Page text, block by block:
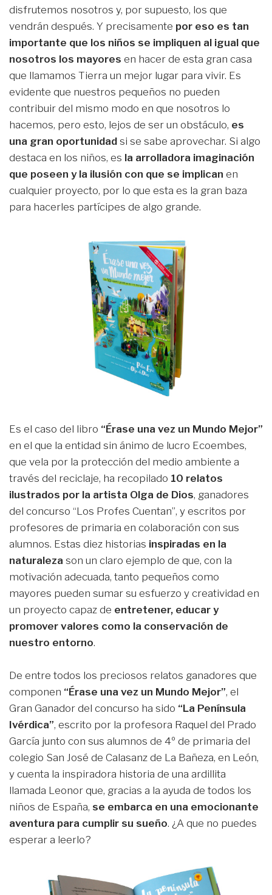
disfrutemos nosotros y, por supuesto, los que
vendrán después. Y precisamente por eso es tan
importante que los niños se impliquen al igual que
nosotros los mayores en hacer de esta gran casa
que llamamos Tierra un mejor lugar para vivir. Es
evidente que nuestros pequeños no pueden
contribuir del mismo modo en que nosotros lo
hacemos, pero esto, lejos de ser un obstáculo, es
una gran oportunidad si se sabe aprovechar. Si algo
destaca en los niños, es la arrolladora imaginación
que poseen y la ilusión con que se implican en
cualquier proyecto, por lo que esta es la gran baza
para hacerles partícipes de algo grande.
Es el caso del libro “Érase una vez un Mundo Mejor”
en el que la entidad sin ánimo de lucro Ecoembes,
que vela por la protección del medio ambiente a
través del reciclaje, ha recopilado 10 relatos
ilustrados por la artista Olga de Dios, ganadores
del concurso “Los Profes Cuentan”, y escritos por
profesores de primaria en colaboración con sus
alumnos. Estas diez historias inspiradas en la
naturaleza son un claro ejemplo de que, con la
motivación adecuada, tanto pequeños como
mayores pueden sumar su esfuerzo y creatividad en
un proyecto capaz de entretener, educar y
promover valores como la conservación de
nuestro entorno.
De entre todos los preciosos relatos ganadores que
componen “Érase una vez un Mundo Mejor”, el
Gran Ganador del concurso ha sido “La Península
Ivérdica”, escrito por la profesora Raquel del Prado
García junto con sus alumnos de 4º de primaria del
colegio San José de Calasanz de La Bañeza, en León,
y cuenta la inspiradora historia de una ardillita
llamada Leonor que, gracias a la ayuda de todos los
niños de España, se embarca en una emocionante
aventura para cumplir su sueño. ¿A que no puedes
esperar a leerlo?